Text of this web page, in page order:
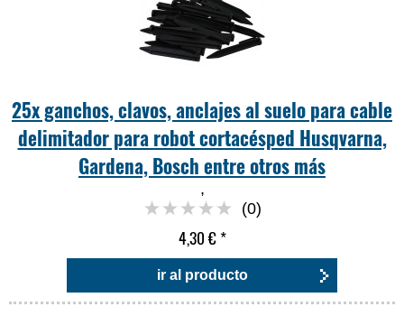
25x ganchos, clavos, anclajes al suelo para cable
delimitador para robot cortacésped Husqvarna,
Gardena, Bosch entre otros más
,
(0)
4,30 €*
ir al producto